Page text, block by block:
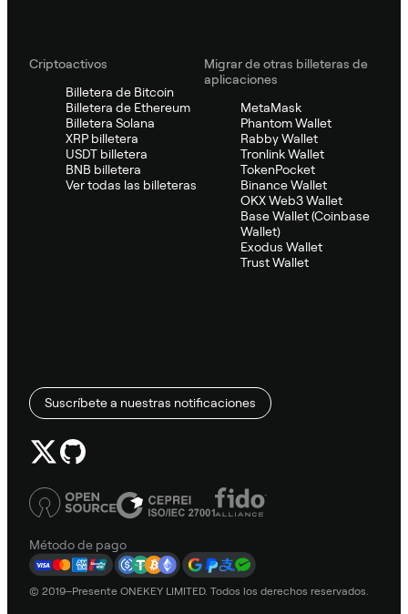
Criptoactivos
Billetera de Bitcoin
Billetera de Ethereum
Billetera Solana
XRP billetera
USDT billetera
BNB billetera
Ver todas las billeteras
Migrar de otras billeteras de
aplicaciones
MetaMask
Phantom Wallet
Rabby Wallet
Tronlink Wallet
TokenPocket
Binance Wallet
OKX Web3 Wallet
Base Wallet (Coinbase
Wallet)
Exodus Wallet
Trust Wallet
Suscríbete a nuestras notificaciones
Método de pago
© 2019–Presente ONEKEY LIMITED. Todos los derechos reservados.